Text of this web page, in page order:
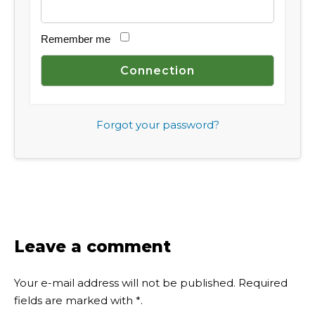
Remember me
Forgot your password?
Leave a comment
Your e-mail address will not be published. Required
fields are marked with *.